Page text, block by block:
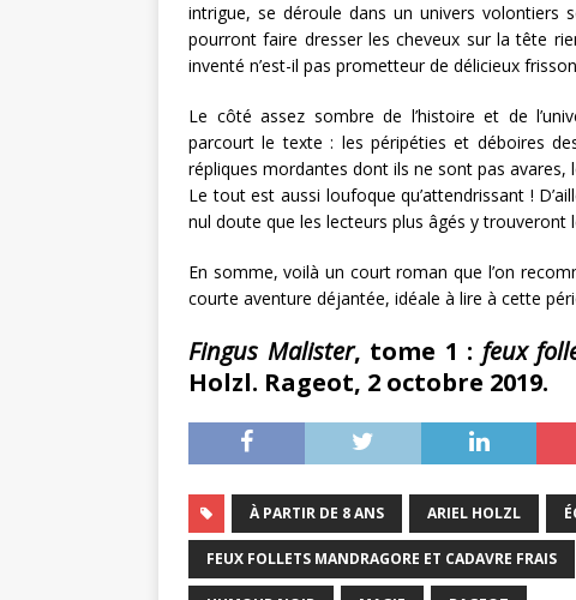
intrigue, se déroule dans un univers volontiers
pourront faire dresser les cheveux sur la tête
inventé n’est-il pas prometteur de délicieux
Le côté assez sombre de l’histoire et de
parcourt le texte : les péripéties et déboires
répliques mordantes dont ils ne sont pas avares,
Le tout est aussi loufoque qu’attendrissant !
nul doute que les lecteurs plus âgés y trouveront
En somme, voilà un court roman que l’on
courte aventure déjantée, idéale à lire à cette
Fingus Malister, tome 1 : feux
Holzl. Rageot, 2 octobre 2019.
À PARTIR DE 8 ANS ARIEL HOLZL
FEUX FOLLETS MANDRAGORE ET CADAVRE FRAIS